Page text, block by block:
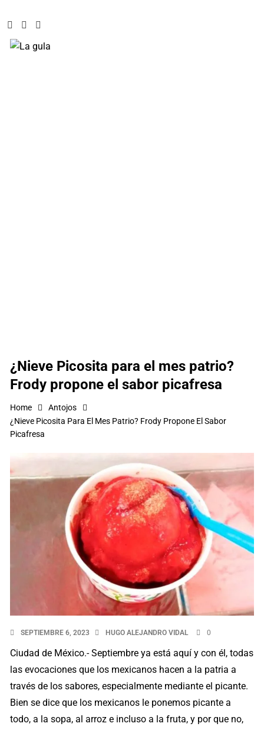
¿Nieve Picosita para el mes patrio?
Frody propone el sabor picafresa
Home
Antojos
¿Nieve Picosita Para El Mes Patrio? Frody Propone El Sabor
Picafresa
SEPTIEMBRE 6, 2023 HUGO ALEJANDRO VIDAL 0
Ciudad de México.- Septiembre ya está aquí y con él, todas
las evocaciones que los mexicanos hacen a la patria a
través de los sabores, especialmente mediante el picante.
Bien se dice que los mexicanos le ponemos picante a
todo, a la sopa, al arroz e incluso a la fruta, y por que no,